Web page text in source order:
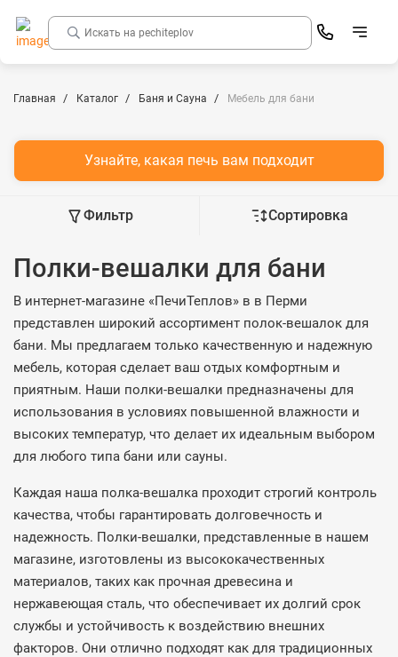
Главная Каталог Баня и Сауна Мебель для бани
Узнайте, какая печь вам подходит
Фильтр Сортировка
Полки-вешалки для бани
В интернет-магазине «ПечиТеплов» в в Перми
представлен широкий ассортимент полок-вешалок для
бани. Мы предлагаем только качественную и надежную
мебель, которая сделает ваш отдых комфортным и
приятным. Наши полки-вешалки предназначены для
использования в условиях повышенной влажности и
высоких температур, что делает их идеальным выбором
для любого типа бани или сауны.
Каждая наша полка-вешалка проходит строгий контроль
качества, чтобы гарантировать долговечность и
надежность. Полки-вешалки, представленные в нашем
магазине, изготовлены из высококачественных
материалов, таких как прочная древесина и
нержавеющая сталь, что обеспечивает их долгий срок
службы и устойчивость к воздействию внешних
факторов. Они отлично подходят как для традиционных